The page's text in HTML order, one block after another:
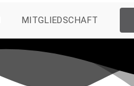
durchsuchen
MITGLIEDSCHAFT